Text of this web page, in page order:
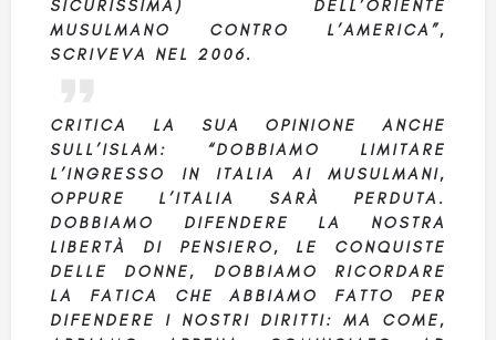
SICURISSIMA) DELL’ORIENTE
MUSULMANO CONTRO L’AMERICA”,
SCRIVEVA NEL 2006.
CRITICA LA SUA OPINIONE ANCHE
SULL’ISLAM: “DOBBIAMO LIMITARE
L’INGRESSO IN ITALIA AI MUSULMANI,
OPPURE L’ITALIA SARÀ PERDUTA.
DOBBIAMO DIFENDERE LA NOSTRA
LIBERTÀ DI PENSIERO, LE CONQUISTE
DELLE DONNE, DOBBIAMO RICORDARE
LA FATICA CHE ABBIAMO FATTO PER
DIFENDERE I NOSTRI DIRITTI: MA COME,